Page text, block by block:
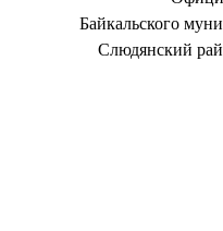
Байкальского
Слюдянский